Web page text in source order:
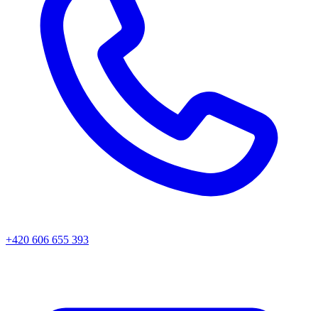
+420 606 655 393